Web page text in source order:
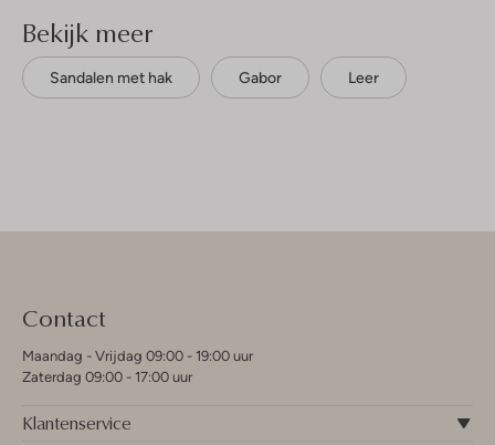
Bekijk meer
Sandalen met hak Gabor Leer
Contact
Maandag - Vrijdag 09:00 - 19:00 uur
Zaterdag 09:00 - 17:00 uur
Klantenservice